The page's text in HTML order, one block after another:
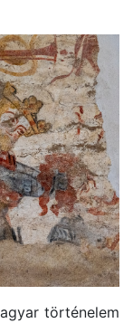
történelem